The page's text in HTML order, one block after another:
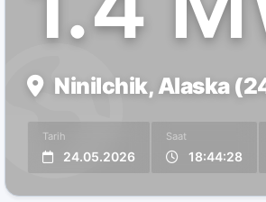
Ninilchik, Alaska
Tarih
24.05.2026
Saat
18:44:28